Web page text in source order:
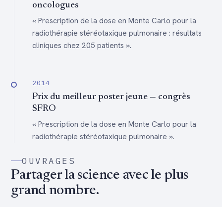
oncologues
« Prescription de la dose en Monte Carlo pour la
radiothérapie stéréotaxique pulmonaire : résultats
cliniques chez 205 patients ».
2014
Prix du meilleur poster jeune — congrès
SFRO
« Prescription de la dose en Monte Carlo pour la
radiothérapie stéréotaxique pulmonaire ».
OUVRAGES
Partager la science avec le plus
grand nombre.